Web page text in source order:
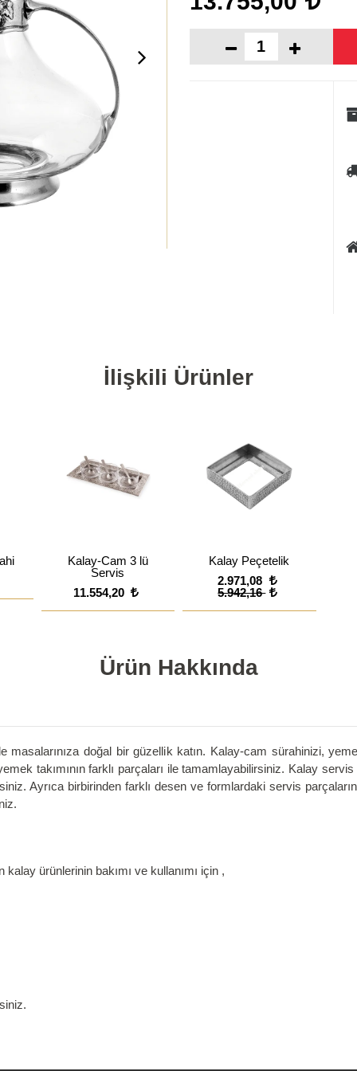
İlişkili Ürünler
Kalay-Cam 3 lü
Servis
11.554,20
Kalay Peçetelik
2.971,08
5.942,16
Ürün Hakkında
doğal bir güzellik katın. Kalay-cam sürahinizi,
takımının farklı parçaları ile tamamlayabilirsiniz. Kalay servis
Ayrıca birbirinden farklı desen ve formlardaki servis
ürünlerinin bakımı ve kullanımı için ,